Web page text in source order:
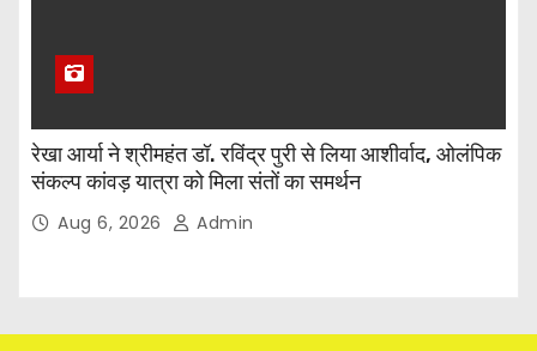
रेखा आर्या ने श्रीमहंत डॉ. रविंद्र पुरी से लिया आशीर्वाद, ओलंपिक
संकल्प कांवड़ यात्रा को मिला संतों का समर्थन
Aug 6, 2026 Admin